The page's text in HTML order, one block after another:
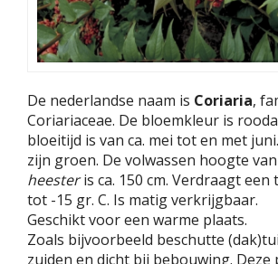
De nederlandse naam is Coriaria,
Coriariaceae. De bloemkleur is
bloeitijd is van ca. mei tot en met
zijn groen. De volwassen hoogte
heesteris ca. 150 cm. Verdraagt
tot -15 gr. C. Is matig verkrijgbaar.
Geschikt voor een warme plaats.
Zoals bijvoorbeeld beschutte
zuiden en dicht bij bebouwing. Deze